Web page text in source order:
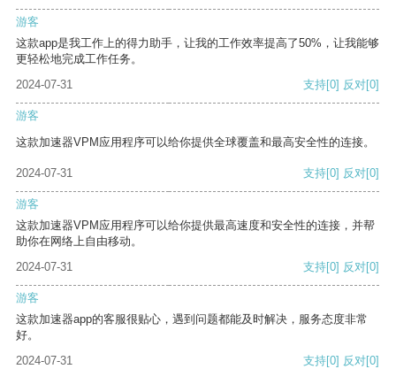
游客
这款app是我工作上的得力助手，让我的工作效率提高了50%，让我能够
更轻松地完成工作任务。
2024-07-31
支持[0] 反对[0]
游客
这款加速器VPM应用程序可以给你提供全球覆盖和最高安全性的连接。
2024-07-31 支持[0] 反对[0]
游客
这款加速器VPM应用程序可以给你提供最高速度和安全性的连接，并帮
助你在网络上自由移动。
2024-07-31
支持[0] 反对[0]
游客
这款加速器app的客服很贴心，遇到问题都能及时解决，服务态度非常
好。
2024-07-31
支持[0] 反对[0]